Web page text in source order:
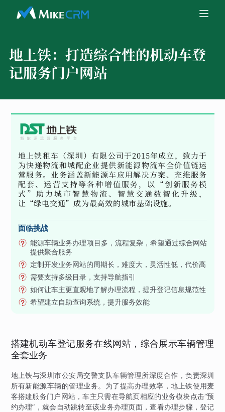
地上铁： 打造综合性的机动车登
记服务门户网站
地上铁租车（深圳）有限公司于2015年成立，致力于
为快递物流和城配企业提供新能源物流车全价值链运
营服务。业务涵盖新能源车应用解决方案、充维服务
配套、运营支持等各种增值服务，以“创新服务模
式”助力城市智慧物流、智慧交通数智化升级，
让“绿电交通”成为最高效的城市基础设施。
面临挑战
能源车辆业务办理项目多，流程复杂，希望通过综合网站
提供聚合服务
定制开发业务网站的周期长，难度大，灵活性低，代价高
需要支持多级目录，支持导航指引
如何让车主更直观地了解办理流程，提升登记信息规范性
希望建立自助查询系统，提升服务效能
搭建机动车登记服务在线网站，综合展示车辆管理
全套业务
地上铁与深圳市公安局交警支队车辆管理所深度合作，负责深圳
所有新能源车辆的管理业务。为了提高办理效率，地上铁使用麦
客搭建服务门户网站，车主只需在导航页相应的业务模块点击“预
约办理”，就会自动跳转至该业务办理页面，查看办理步骤，登记